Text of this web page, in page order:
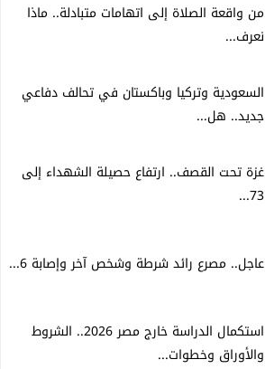
من واقعة الصلاة إلى اتهامات متبادلة.. ماذا
نعرف...
السعودية وتركيا وباكستان في تحالف دفاعي
جديد.. هل...
غزة تحت القصف.. ارتفاع حصيلة الشهداء إلى
73...
عاجل.. مصرع رائد شرطة وشخص آخر وإصابة 6...
استكمال الدراسة خارج مصر 2026.. الشروط
والأوراق وخطوات...